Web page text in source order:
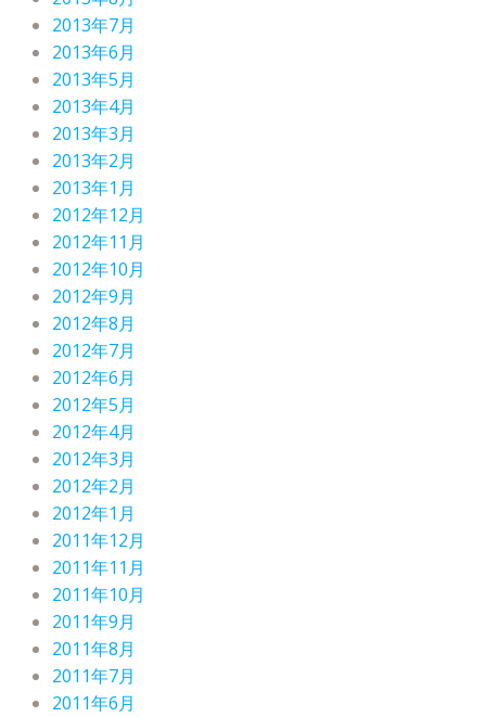
2013年7月
2013年6月
2013年5月
2013年4月
2013年3月
2013年2月
2013年1月
2012年12月
2012年11月
2012年10月
2012年9月
2012年8月
2012年7月
2012年6月
2012年5月
2012年4月
2012年3月
2012年2月
2012年1月
2011年12月
2011年11月
2011年10月
2011年9月
2011年8月
2011年7月
2011年6月